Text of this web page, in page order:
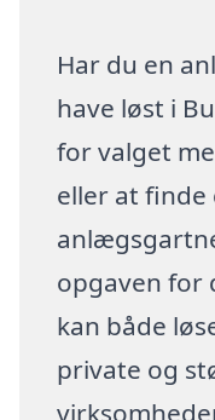
Har du en
have løst i
for valget
eller at finde
opgaven for
kan både
private og